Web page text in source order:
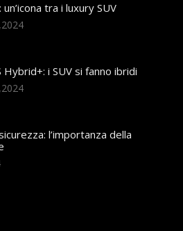
tra i luxury SUV
Hybrid+: i SUV si fanno ibridi
l’importanza della